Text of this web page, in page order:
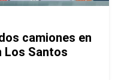
camiones en
Los Santos